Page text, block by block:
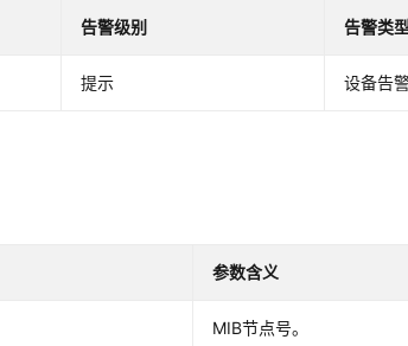
告警级别 告警类
提示 设备告
参数含义
MIB节点号。